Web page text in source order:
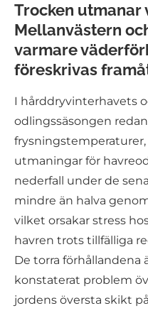
Trocken
Mellanvästern
varmare
föreskrivas
I hårddryvinterhavets
odlingssäsongen
utmaningar för
nederfall under de
mindre än halva
vilket orsakar stress
havren trots tillfälliga
De torra förhållandena
konstaterat problem
jordens översta skikt